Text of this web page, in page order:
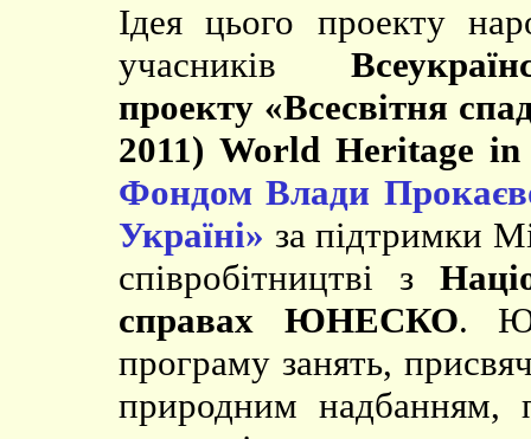
Ідея цього проекту
учасників
проекту «Всесвітня
2011) World Heritage in
Фондом Влади
Україні» за підтримки
співробітництві з
справах ЮНЕСКО.
програму занять,
природним надбанням,